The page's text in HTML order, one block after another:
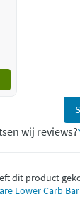
wij reviews?
dit product
Lower Carb